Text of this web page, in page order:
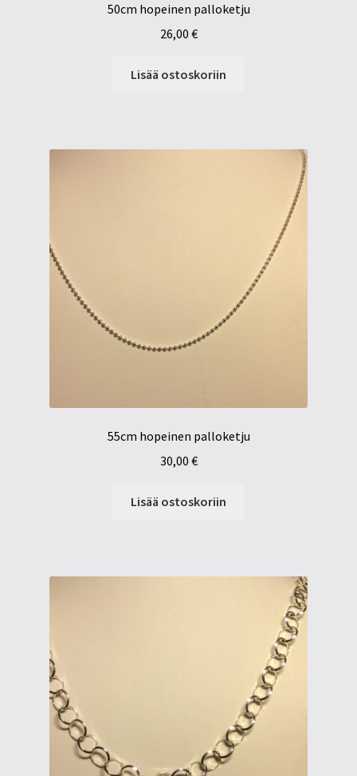
50cm hopeinen palloketju
26,00 €
Lisää ostoskoriin
55cm hopeinen palloketju
30,00 €
Lisää ostoskoriin